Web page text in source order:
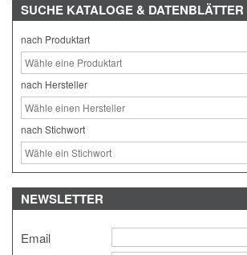
SUCHE KATALOGE & DATENBLÄTTER
nach Produktart
nach Hersteller
nach Stichwort
NEWSLETTER
Email